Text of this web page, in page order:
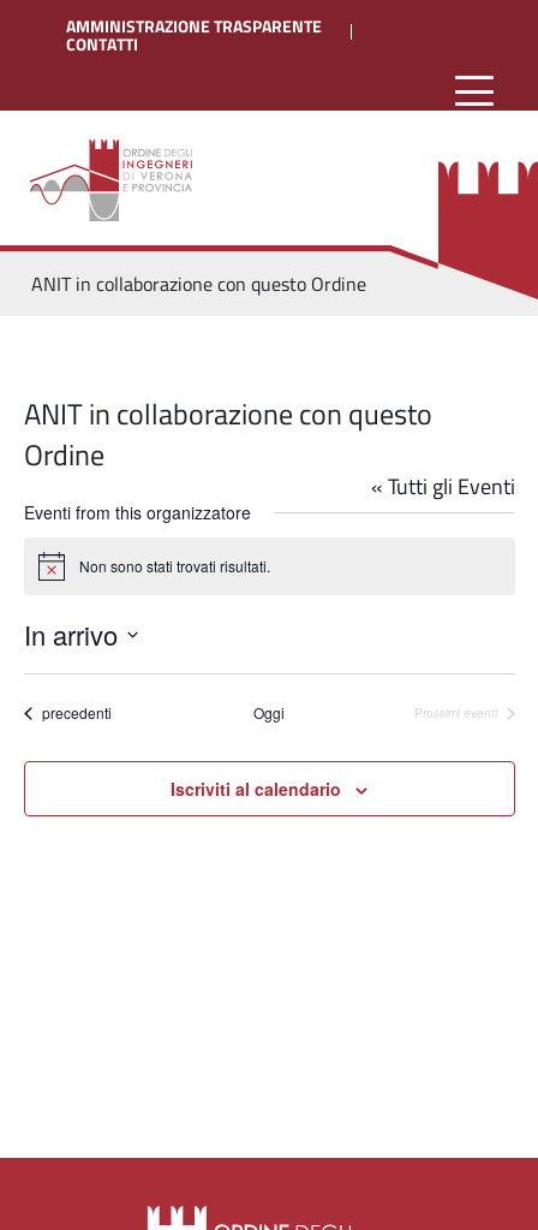
AMMINISTRAZIONE TRASPARENTE
CONTATTI
ANIT in collaborazione con questo Ordine
ANIT in collaborazione con questo
Ordine
« Tutti gli Eventi
Eventi from this organizzatore
Notice Non sono stati trovati risultati.
In arrivo
data.
Eventi
precedenti Oggi Prossimi eventi
Iscriviti al calendario